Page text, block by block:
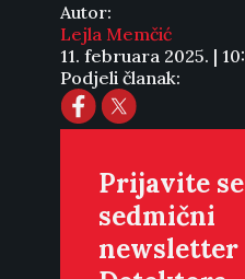
Autor:
Lejla Memčić
11. februara 2025. |
Podjeli članak:
Prijavite
sedmični
newsletter